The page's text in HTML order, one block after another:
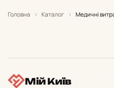
Головна › Каталог › Медичні
Мій Київ